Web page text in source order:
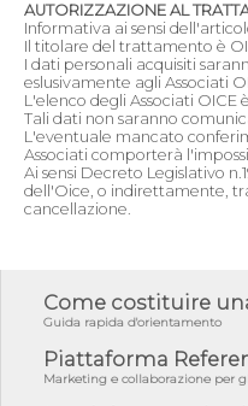
AUTORIZZAZIONE AL
Informativa ai sensi
Il titolare del trattamento è
I dati personali acquisiti
eslusivamente agli Associati
L'elenco degli Associati OICE
Tali dati non saranno
L'eventuale mancato
Associati comporterà
Ai sensi Decreto Legislativo
dell'Oice, o indirettamente,
cancellazione.
Come costituire
Guida rapida d'orientamento
Piattaforma
Marketing e collaborazione per